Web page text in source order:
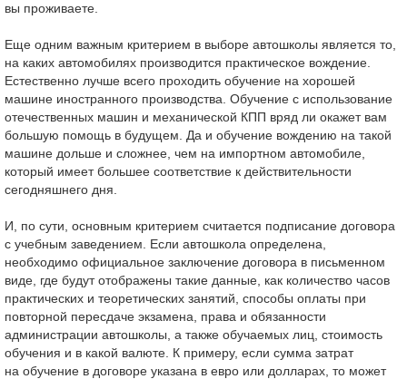
вы проживаете.
Еще одним важным критерием в выборе автошколы является то,
на каких автомобилях производится практическое вождение.
Естественно лучше всего проходить обучение на хорошей
машине иностранного производства. Обучение с использование
отечественных машин и механической КПП вряд ли окажет вам
большую помощь в будущем. Да и обучение вождению на такой
машине дольше и сложнее, чем на импортном автомобиле,
который имеет большее соответствие к действительности
сегодняшнего дня.
И, по сути, основным критерием считается подписание договора
с учебным заведением. Если автошкола определена,
необходимо официальное заключение договора в письменном
виде, где будут отображены такие данные, как количество часов
практических и теоретических занятий, способы оплаты при
повторной пересдаче экзамена, права и обязанности
администрации автошколы, а также обучаемых лиц, стоимость
обучения и в какой валюте. К примеру, если сумма затрат
на обучение в договоре указана в евро или долларах, то может